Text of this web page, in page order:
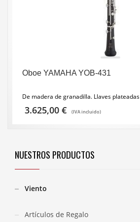
Oboe YAMAHA YOB-431
De madera de granadilla. Llaves plateadas
3.625,00 € (IVA incluido)
NUESTROS PRODUCTOS
Viento
Artículos de Regalo